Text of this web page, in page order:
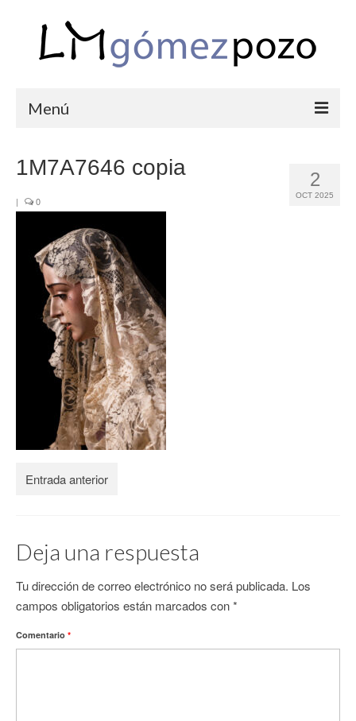
Menú
COMUNIONES
CORPORATIVAS
SEMANA SANTA
BLOG
SOBRE LM
CONTACTO
2
OCT 2025
1M7A7646 copia
| 0
Entrada anterior
Deja una respuesta
Tu dirección de correo electrónico no será publicada. Los
campos obligatorios están marcados con*
Comentario *